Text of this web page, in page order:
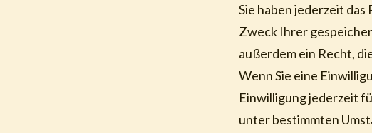
Sie haben jederzeit
Zweck Ihrer
außerdem ein Recht,
Wenn Sie eine
Einwilligung jederzeit
unter bestimmten